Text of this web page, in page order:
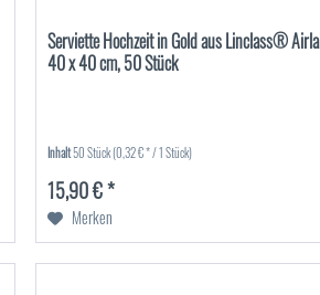
Serviette Hochzeit in Gold aus Linclass®
40 x 40 cm, 50 Stück
Inhalt50 Stück(0,32 € * / 1 Stück)
15,90 € *
Merken